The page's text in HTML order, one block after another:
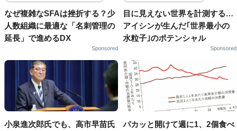
なぜ複雑なSFAは挫折する？少
人数組織に最適な「名刺管理の
延長」で進めるDX
Sponsored
目に見えない世界を計測する…
アイシンが生んだ｢世界最小の
水粒子｣のポテンシャル
Sponsored
小泉進次郎氏でも、高市早苗氏
パカッと開けて週に1、2個食べ